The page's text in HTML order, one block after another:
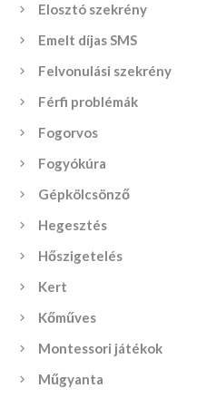
Elosztó szekrény
Emelt díjas SMS
Felvonulási szekrény
Férfi problémák
Fogorvos
Fogyókúra
Gépkölcsönző
Hegesztés
Hőszigetelés
Kert
Kőműves
Montessori játékok
Műgyanta